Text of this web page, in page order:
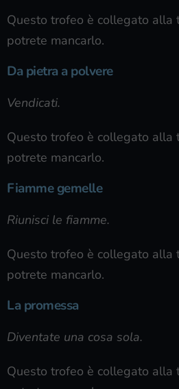
Questo trofeo è collegato alla
potrete mancarlo.
Da pietra a polvere
Vendicati.
Questo trofeo è collegato alla
potrete mancarlo.
Fiamme gemelle
Riunisci le fiamme.
Questo trofeo è collegato alla
potrete mancarlo.
La promessa
Diventate una cosa sola.
Questo trofeo è collegato alla